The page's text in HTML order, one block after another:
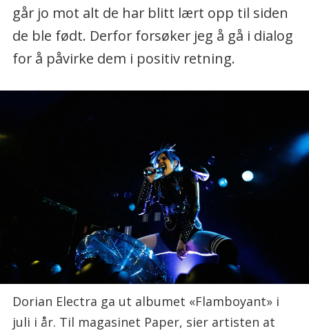
går jo mot alt de har blitt lært opp til siden
de ble født. Derfor forsøker jeg å gå i dialog
for å påvirke dem i positiv retning.
Dorian Electra ga ut albumet «Flamboyant» i
juli i år. Til magasinet Paper, sier artisten at